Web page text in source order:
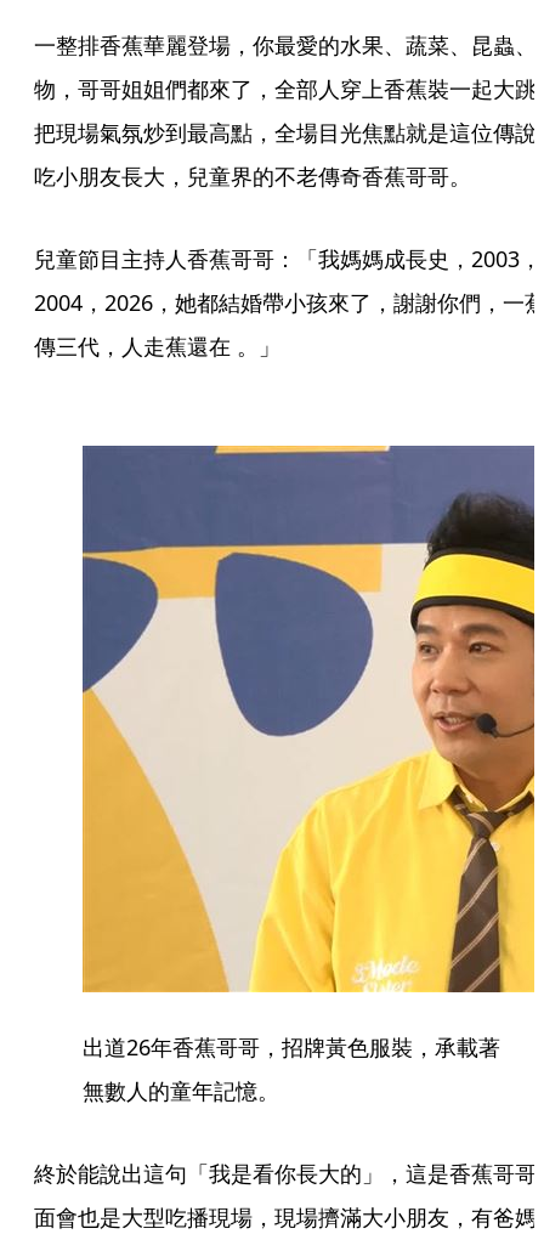
一整排香蕉華麗登場，你最愛的水果、蔬菜、昆蟲、
物，哥哥姐姐們都來了，全部人穿上香蕉裝一起大跳
把現場氣氛炒到最高點，全場目光焦點就是這位傳說
吃小朋友長大，兒童界的不老傳奇香蕉哥哥。
兒童節目主持人香蕉哥哥：「我媽媽成長史，2003，
2004，2026，她都結婚帶小孩來了，謝謝你們，一
傳三代，人走蕉還在 。」
出道26年香蕉哥哥，招牌黃色服裝，承載著
無數人的童年記憶。
終於能說出這句「我是看你長大的」，這是香蕉哥哥
面會也是大型吃播現場，現場擠滿大小朋友，有爸媽